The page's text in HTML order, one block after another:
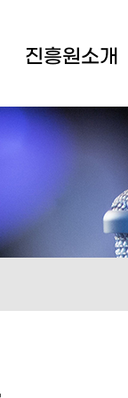
진흥원소개